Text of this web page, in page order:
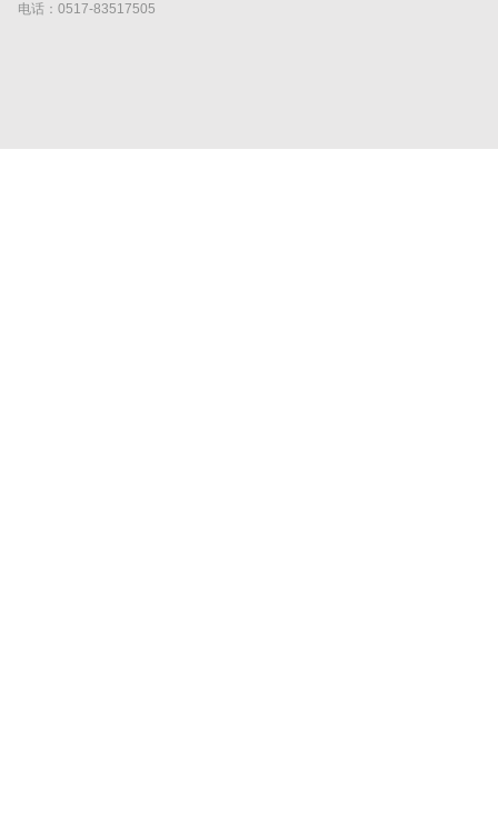
电话：0517-83517505